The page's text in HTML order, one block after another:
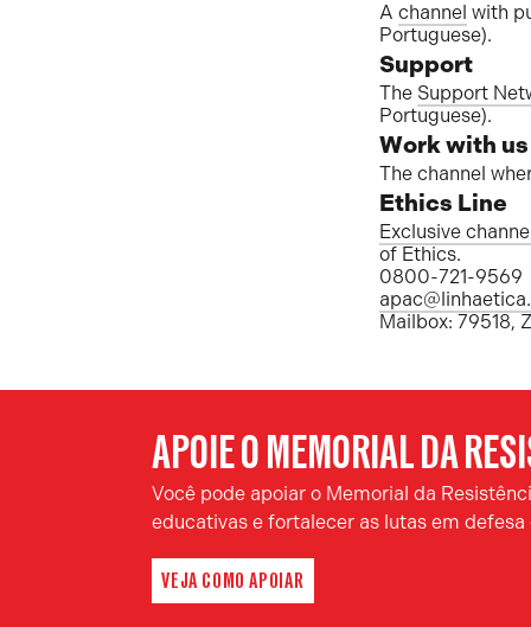
A channel with
Portuguese).
Support
The Support
Portuguese).
Work with us
The channel
Ethics Line
Exclusive
of Ethics.
0800-721-9569
Mailbox: 79518,
APOIE O MEMORIAL DA
Você pode apoiar o Memorial da
educativas e fortalecer as lutas em
VEJA COMO APOIAR